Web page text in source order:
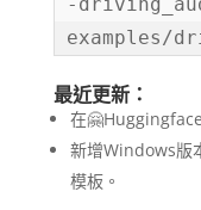
examples/
最近更新：
在
新增Windows版
模板。